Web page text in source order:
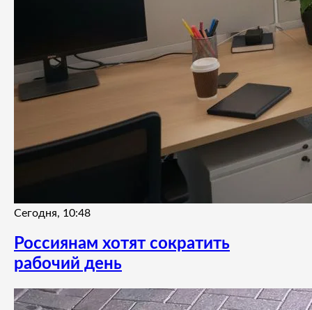
Сегодня, 10:48
Россиянам хотят сократить
рабочий день